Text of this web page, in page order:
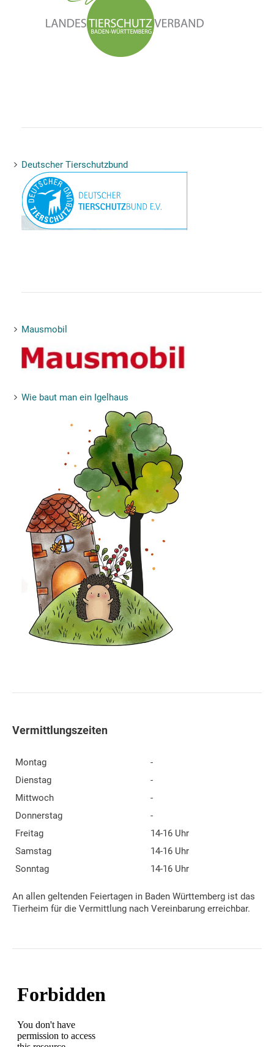
Deutscher Tierschutzbund
Mausmobil
Wie baut man ein Igelhaus
Vermittlungszeiten
Montag
-
Dienstag
-
Mittwoch
-
Donnerstag
-
Freitag
14-16 Uhr
Samstag
14-16 Uhr
Sonntag
14-16 Uhr
An allen geltenden Feiertagen in Baden Württemberg ist das
Tierheim für die Vermittlung nach Vereinbarung erreichbar.